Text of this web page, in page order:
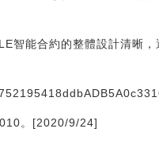
智能合約的整體設計清晰
。[2020/9/24]